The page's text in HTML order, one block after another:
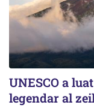
UNESCO a
legendar al